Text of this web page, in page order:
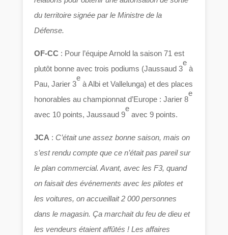
du territoire signée par le Ministre de la
Défense.
OF-CC : Pour l’équipe Arnold la saison 71 est
plutôt bonne avec trois podiums (Jaussaud 3
e
à
Pau, Jarier 3
e
à Albi et Vallelunga) et des places
honorables au championnat d’Europe : Jarier 8
e
avec 10 points, Jaussaud 9
e
avec 9 points.
JCA : C’était une assez bonne saison, mais on
s’est rendu compte que ce n’était pas pareil sur
le plan commercial. Avant, avec les F3, quand
on faisait des événements avec les pilotes et
les voitures, on accueillait 2 000 personnes
dans le magasin. Ça marchait du feu de dieu et
les vendeurs étaient affûtés ! Les affaires